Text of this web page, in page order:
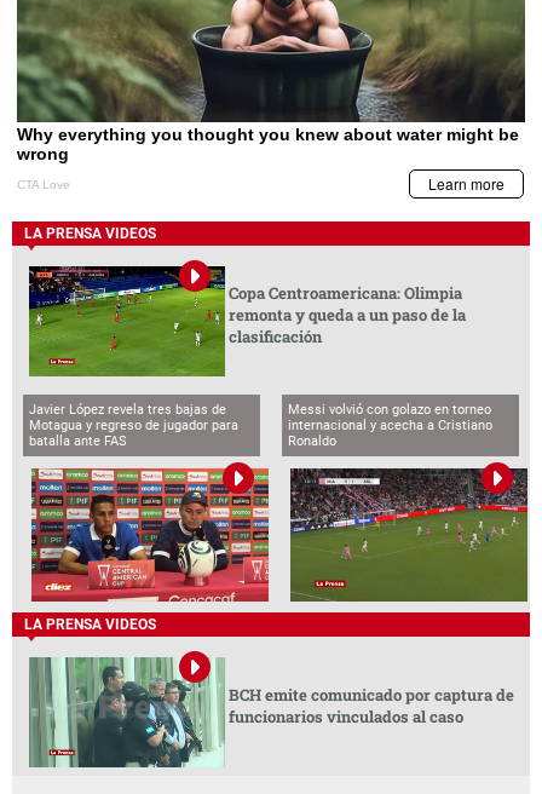
LA PRENSA VIDEOS
Copa Centroamericana: Olimpia
remonta y queda a un paso de la
clasificación
Javier López revela tres bajas de
Motagua y regreso de jugador para
batalla ante FAS
Messi volvió con golazo en torneo
internacional y acecha a Cristiano
Ronaldo
LA PRENSA VIDEOS
BCH emite comunicado por captura de
funcionarios vinculados al caso